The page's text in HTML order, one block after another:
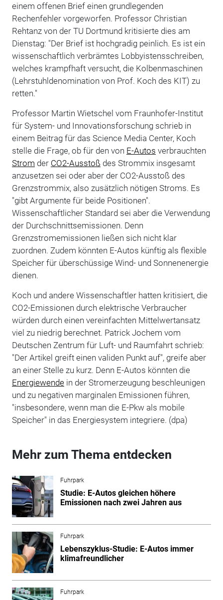
einem offenen Brief einen grundlegenden
Rechenfehler vorgeworfen. Professor Christian
Rehtanz von der TU Dortmund kritisierte dies am
Dienstag: "Der Brief ist hochgradig peinlich. Es ist ein
wissenschaftlich verbrämtes Lobbyistensschreiben,
welches krampfhaft versucht, die Kolbenmaschinen
(Lehrstuhldenomination von Prof. Koch des KIT) zu
retten."
Professor Martin Wietschel vom Fraunhofer-Institut
für System- und Innovationsforschung schrieb in
einem Beitrag für das Science Media Center, Koch
stelle die Frage, ob für den von E-Autos verbrauchten
Strom der CO2-Ausstoß des Strommix insgesamt
anzusetzen sei oder aber der CO2-Ausstoß des
Grenzstrommix, also zusätzlich nötigen Stroms. Es
"gibt Argumente für beide Positionen".
Wissenschaftlicher Standard sei aber die Verwendung
der Durchschnittsemissionen. Denn
Grenzstromemissionen ließen sich nicht klar
zuordnen. Zudem könnten E-Autos künftig als flexible
Speicher für überschüssige Wind- und Sonnenenergie
dienen.
Koch und andere Wissenschaftler hatten kritisiert, die
CO2-Emissionen durch elektrische Verbraucher
würden durch einen vereinfachten Mittelwertansatz
viel zu niedrig berechnet. Patrick Jochem vom
Deutschen Zentrum für Luft- und Raumfahrt schrieb:
"Der Artikel greift einen validen Punkt auf", greife aber
an einer Stelle zu kurz. Denn E-Autos könnten die
Energiewendein der Stromerzeugung beschleunigen
und zu negativen marginalen Emissionen führen,
"insbesondere, wenn man die E-Pkw als mobile
Speicher" in das Energiesystem integriere. (dpa)
Mehr zum Thema entdecken
Fuhrpark
Studie: E-Autos gleichen höhere
Emissionen nach zwei Jahren aus
Fuhrpark
Lebenszyklus-Studie: E-Autos immer
klimafreundlicher
Fuhrpark